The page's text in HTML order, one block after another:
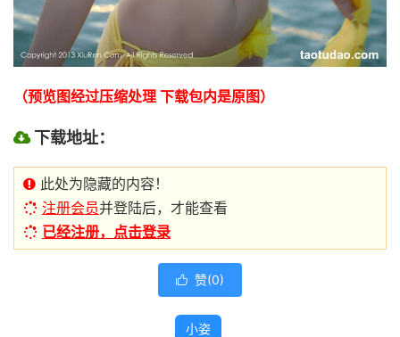
（预览图经过压缩处理 下载包内是原图）
下载地址：
此处为隐藏的内容！
注册会员并登陆后，才能查看
已经注册，点击登录
 赞(0)
小姿